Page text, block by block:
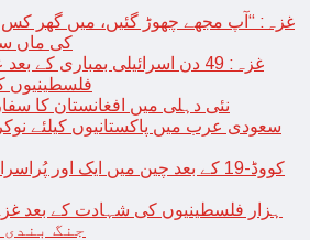
غزہ: “آپ مجھے چھوڑ گئیں، میں گھر کس
کی ماں
غزہ: 49 دن اسرائیلی بمباری
فلسطینیوں
نئی دہلی میں افغانستان کا
سعودی عرب میں پاکستانیوں کیلئے
کووڈ-19 کے بعد چین میں ایک اور
جنگ بندی